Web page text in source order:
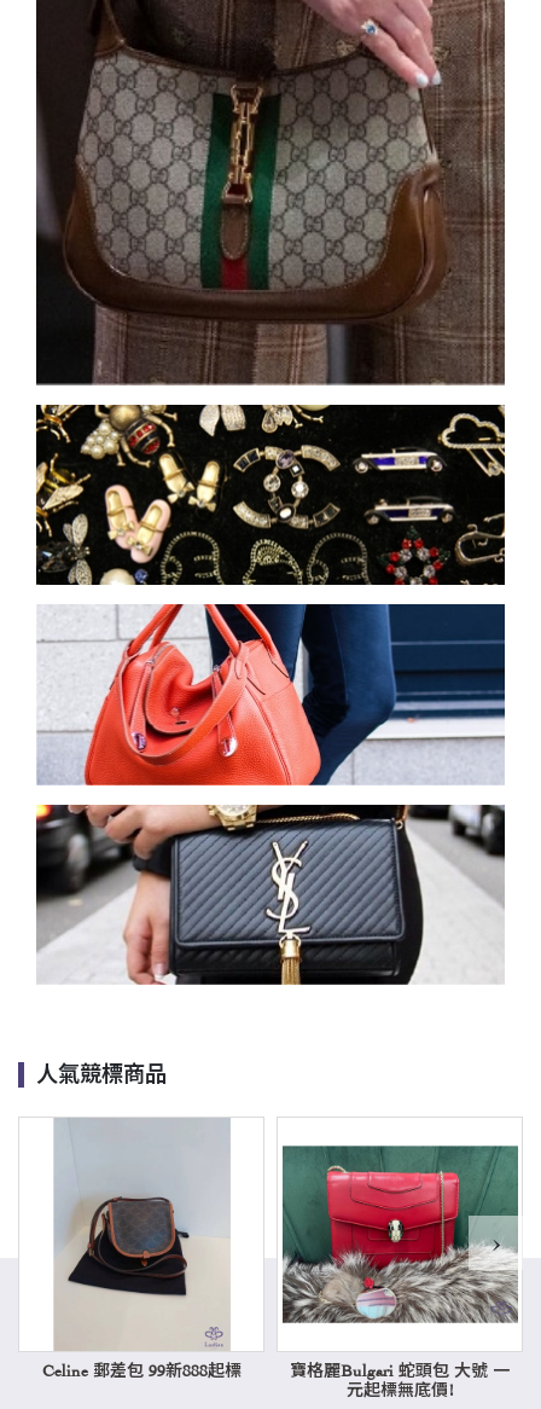
人氣競標商品
Celine 郵差包 99新888起標
寶格麗Bulgari 蛇頭包 大號 一
元起標無底價!
›